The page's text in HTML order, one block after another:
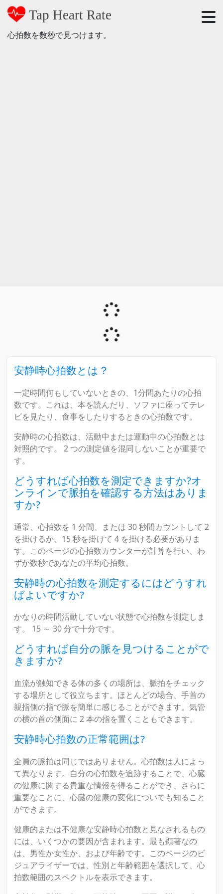
Tap Heart Rate
心拍数を数秒で見つけます。
安静時心拍数とは？
一定時間何もしていないときの、1分間あたりの心拍
数です。これは、本を読んだり、ソファに座ってテレ
ビを見たり、食事をしたりするときの心拍数です。
安静時の心拍数は、活動中または運動中の心拍数とは
対照的です。 2 つの測定値を混同しないことが重要で
す。
どうすれば心拍数を測定できますか?オ
ンラインで脈拍を確認する方法はありま
すか?
通常、心拍数を 1 分間、または 30 秒間カウントして 2
を掛けるか、15 秒を掛けて 4 を掛ける必要がありま
す。このページの心拍数カウンターが計算を行い、わ
ずか数秒であなたの平均心拍数。
安静時の心拍数を測定するにはどうすれ
ばよいですか?
かなりの時間活動していない状態で心拍数を測定しま
す。 15 ～ 30 分で十分です。
どうすれば自分の脈を見つけることがで
きますか?
血流が触知できる体の多くの場所は、脈拍をチェック
する場所として役立ちます。ほとんどの場合、手首の
親指側の指で脈を簡単に感じることができます。気管
の横の首の側面に 2 本の指を置くこともできます。
安静時心拍数の正常範囲は?
全員の脈拍は同じではありません。心拍数は人によっ
て異なります。自分の心拍数を追跡することで、心臓
の健康に関する貴重な情報を得ることができ、さらに
重要なことに、心臓の健康の変化についても知ること
ができます。
健康的または不健康な安静時心拍数と見なされるもの
には、いくつかの要因が含まれます。最も顕著なの
は、男性か女性か、および年齢です。このページのビ
ジュアライザーでは、性別と年齢範囲を選択して、心
拍数範囲のスペクトルを表示できます。